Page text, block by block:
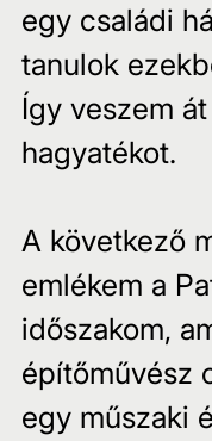
egy családi
tanulok
Így veszem
hagyatékot.
A következő
emlékem a
időszakom,
építőművész
egy műszaki